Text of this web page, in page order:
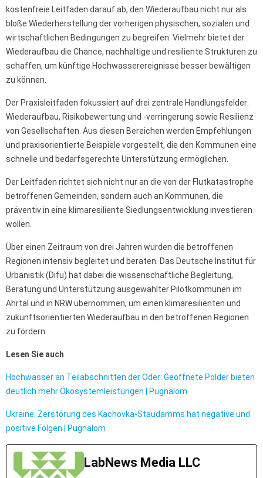
kostenfreie Leitfaden darauf ab, den Wiederaufbau nicht nur als
bloße Wiederherstellung der vorherigen physischen, sozialen und
wirtschaftlichen Bedingungen zu begreifen: Vielmehr bietet der
Wiederaufbau die Chance, nachhaltige und resiliente Strukturen zu
schaffen, um künftige Hochwasserereignisse besser bewältigen
zu können.
Der Praxisleitfaden fokussiert auf drei zentrale Handlungsfelder:
Wiederaufbau, Risikobewertung und -verringerung sowie Resilienz
von Gesellschaften. Aus diesen Bereichen werden Empfehlungen
und praxisorientierte Beispiele vorgestellt, die den Kommunen eine
schnelle und bedarfsgerechte Unterstützung ermöglichen.
Der Leitfaden richtet sich nicht nur an die von der Flutkatastrophe
betroffenen Gemeinden, sondern auch an Kommunen, die
präventiv in eine klimaresiliente Siedlungsentwicklung investieren
wollen.
Über einen Zeitraum von drei Jahren wurden die betroffenen
Regionen intensiv begleitet und beraten. Das Deutsche Institut für
Urbanistik (Difu) hat dabei die wissenschaftliche Begleitung,
Beratung und Unterstützung ausgewählter Pilotkommunen im
Ahrtal und in NRW übernommen, um einen klimaresilienten und
zukunftsorientierten Wiederaufbau in den betroffenen Regionen
zu fördern.
Lesen Sie auch
Hochwasser an Teilabschnitten der Oder: Geöffnete Polder bieten
deutlich mehr Ökosystemleistungen | Pugnalom
Ukraine: Zerstörung des Kachovka-Staudamms hat negative und
positive Folgen | Pugnalom
LabNews Media LLC